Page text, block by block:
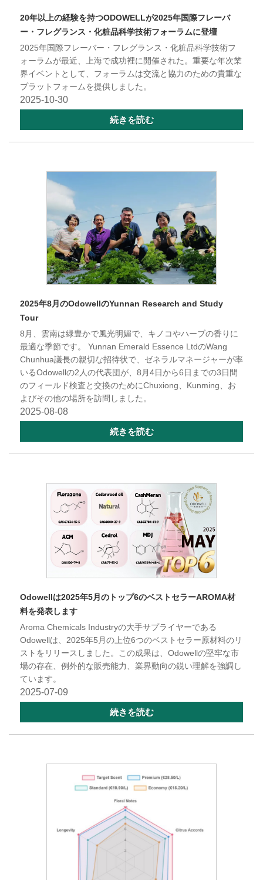
20年以上の経験を持つODOWELLが2025年国際フレーバ
ー・フレグランス・化粧品科学技術フォーラムに登壇
2025年国際フレーバー・フレグランス・化粧品科学技術フ
ォーラムが最近、上海で成功裡に開催された。重要な年次業
界イベントとして、フォーラムは交流と協力のための貴重な
プラットフォームを提供しました。
2025-10-30
続きを読む
2025年8月のOdowellのYunnan Research and Study
Tour
8月、雲南は緑豊かで風光明媚で、キノコやハーブの香りに
最適な季節です。 Yunnan Emerald Essence LtdのWang
Chunhua議長の親切な招待状で、ゼネラルマネージャーが率
いるOdowellの2人の代表団が、8月4日から6日までの3日間
のフィールド検査と交換のためにChuxiong、Kunming、お
よびその他の場所を訪問しました。
2025-08-08
続きを読む
Odowellは2025年5月のトップ6のベストセラーAROMA材
料を発表します
Aroma Chemicals Industryの大手サプライヤーである
Odowellは、2025年5月の上位6つのベストセラー原材料のリ
ストをリリースしました。この成果は、Odowellの堅牢な市
場の存在、例外的な販売能力、業界動向の鋭い理解を強調し
ています。
2025-07-09
続きを読む